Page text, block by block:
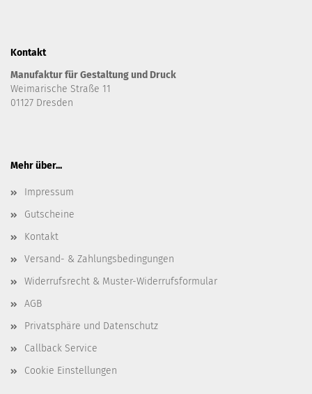
Kontakt
Manufaktur für Gestaltung und Druck
Weimarische Straße 11
01127 Dresden
Mehr über...
Impressum
Gutscheine
Kontakt
Versand- & Zahlungsbedingungen
Widerrufsrecht & Muster-Widerrufsformular
AGB
Privatsphäre und Datenschutz
Callback Service
Cookie Einstellungen